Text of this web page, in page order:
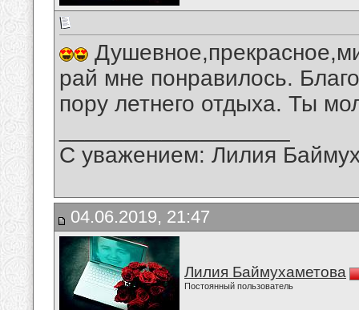
рай мне понравилось.
пору летнего отдыха. Ты
С уважением: Лилия
04.06.2019, 21:47
Лилия Баймухаметова
Постоянный пользователь